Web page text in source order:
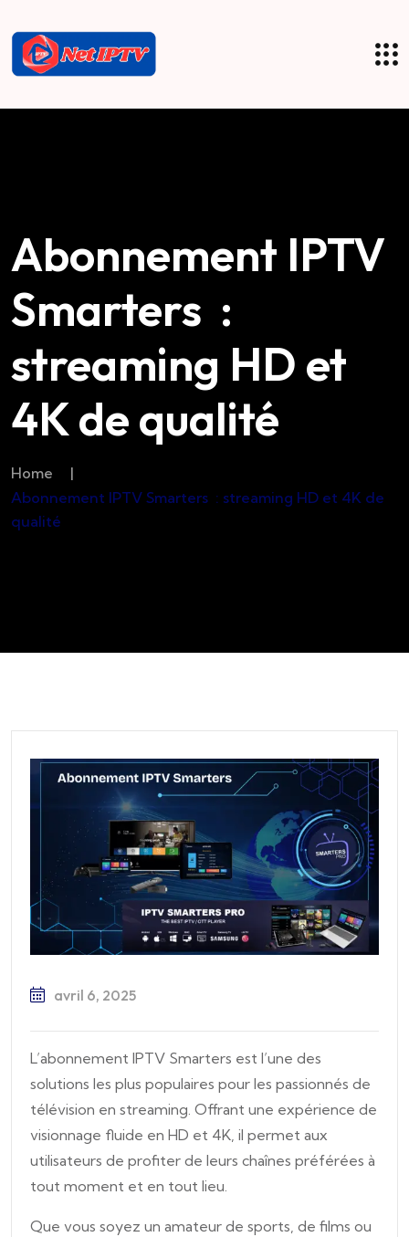
Abonnement IPTV
Smarters :
streaming HD et
4K de qualité
Home
|
Abonnement IPTV Smarters : streaming HD et 4K de
qualité
avril 6, 2025
L’abonnement IPTV Smarters est l’une des
solutions les plus populaires pour les passionnés de
télévision en streaming. Offrant une expérience de
visionnage fluide en HD et 4K, il permet aux
utilisateurs de profiter de leurs chaînes préférées à
tout moment et en tout lieu.
Que vous soyez un amateur de sports, de films ou